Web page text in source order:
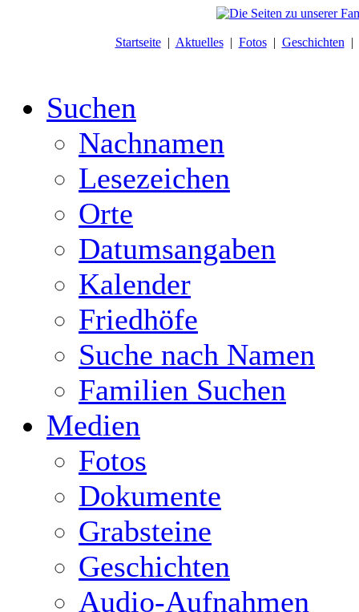
Startseite| Aktuelles| Fotos| Geschichten |
Suchen
Nachnamen
Lesezeichen
Orte
Datumsangaben
Kalender
Friedhöfe
Suche nach Namen
Familien Suchen
Medien
Fotos
Dokumente
Grabsteine
Geschichten
Audio-Aufnahmen